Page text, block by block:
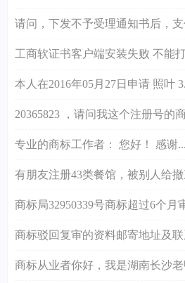
请问，下发不予受理通知书后，
工商软证书客户端安装失败 不能
本人在2016年05月27日申请 照叶
20365823 ，请问我这个注册号的
专业的商标工作者： 您好！ 感谢...
有朋友注册43类餐馆，被别人给
商标局32950339号商标超过6个月
商标驳回复审的资料邮寄地址及
商标从业者你好，我是湖南长沙